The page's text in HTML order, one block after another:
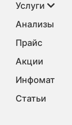
Услуги
Анализы
Прайс
Акции
Инфомат
Статьи